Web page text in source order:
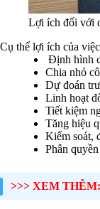
Lợi ích đối với
Cụ thể lợi ích của
Định hình
Chia nhỏ
Dự đoán
Linh hoạt
Tiết kiệm
Tăng hiệu
Kiểm soát,
Phân
>>> XEM THÊM: